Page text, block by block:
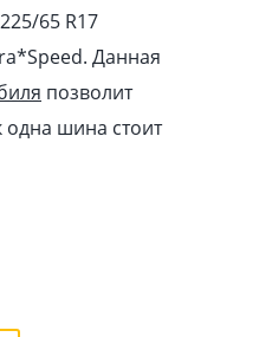
65 R17
Данная
позволит
одна шина стоит